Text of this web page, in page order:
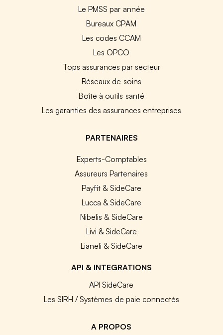
Le PMSS par année
Bureaux CPAM
Les codes CCAM
Les OPCO
Tops assurances par secteur
Réseaux de soins
Boîte à outils santé
Les garanties des assurances entreprises
PARTENAIRES
Experts-Comptables
Assureurs Partenaires
Payfit & SideCare
Lucca & SideCare
Nibelis & SideCare
Livi & SideCare
Lianeli & SideCare
API & INTEGRATIONS
API SideCare
Les SIRH / Systèmes de paie connectés
A PROPOS